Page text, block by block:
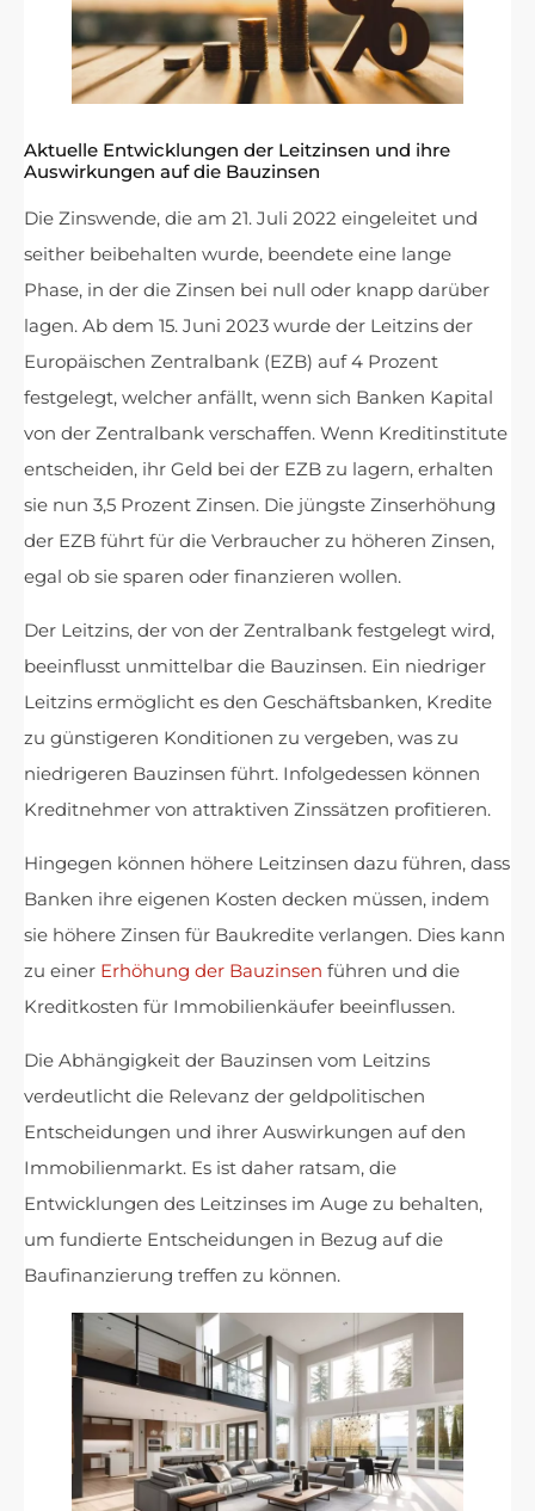
Aktuelle Entwicklungen der Leitzinsen und ihre
Auswirkungen auf die Bauzinsen
Die Zinswende, die am 21. Juli 2022 eingeleitet und
seither beibehalten wurde, beendete eine lange
Phase, in der die Zinsen bei null oder knapp darüber
lagen. Ab dem 15. Juni 2023 wurde der Leitzins der
Europäischen Zentralbank (EZB) auf 4 Prozent
festgelegt, welcher anfällt, wenn sich Banken Kapital
von der Zentralbank verschaffen. Wenn Kreditinstitute
entscheiden, ihr Geld bei der EZB zu lagern, erhalten
sie nun 3,5 Prozent Zinsen. Die jüngste Zinserhöhung
der EZB führt für die Verbraucher zu höheren Zinsen,
egal ob sie sparen oder finanzieren wollen.
Der Leitzins, der von der Zentralbank festgelegt wird,
beeinflusst unmittelbar die Bauzinsen. Ein niedriger
Leitzins ermöglicht es den Geschäftsbanken, Kredite
zu günstigeren Konditionen zu vergeben, was zu
niedrigeren Bauzinsen führt. Infolgedessen können
Kreditnehmer von attraktiven Zinssätzen profitieren.
Hingegen können höhere Leitzinsen dazu führen, dass
Banken ihre eigenen Kosten decken müssen, indem
sie höhere Zinsen für Baukredite verlangen. Dies kann
zu einer Erhöhung der Bauzinsen führen und die
Kreditkosten für Immobilienkäufer beeinflussen.
Die Abhängigkeit der Bauzinsen vom Leitzins
verdeutlicht die Relevanz der geldpolitischen
Entscheidungen und ihrer Auswirkungen auf den
Immobilienmarkt. Es ist daher ratsam, die
Entwicklungen des Leitzinses im Auge zu behalten,
um fundierte Entscheidungen in Bezug auf die
Baufinanzierung treffen zu können.